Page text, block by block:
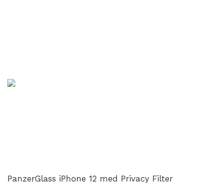
PanzerGlass iPhone 12 med Privacy Filter